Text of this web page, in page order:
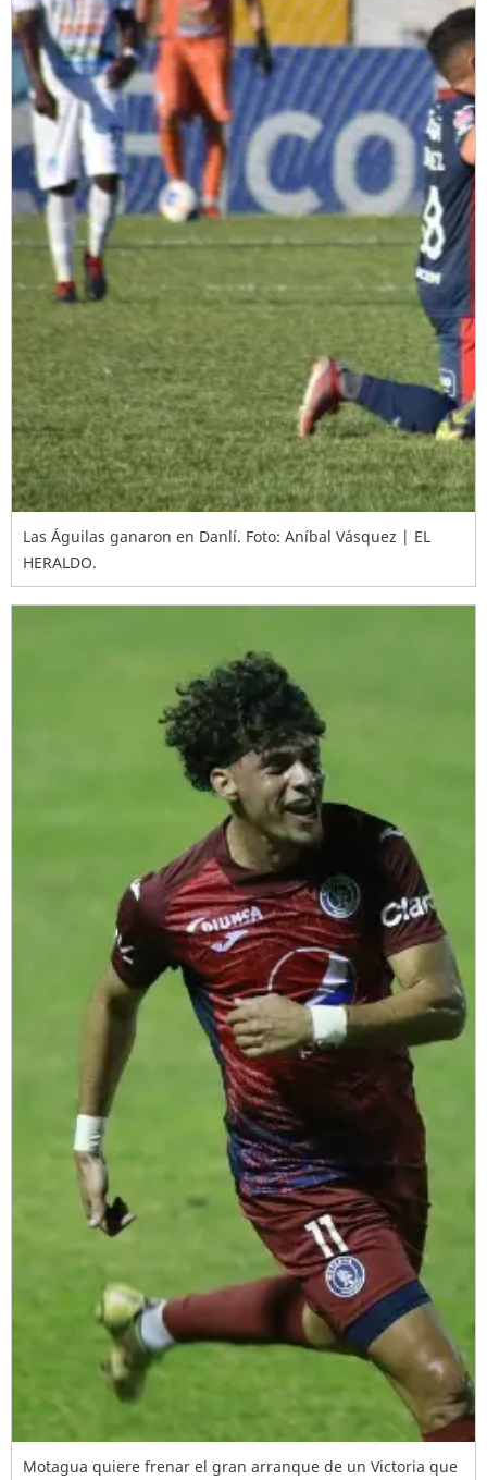
Las Águilas ganaron en Danlí. Foto: Aníbal Vásquez | EL
HERALDO.
Motagua quiere frenar el gran arranque de un Victoria que